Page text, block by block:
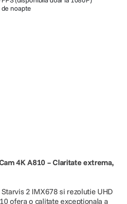
noapte
4K A810 – Claritate extrema,
2 IMX678 si rezolutie UHD
ofera o calitate exceptionala a